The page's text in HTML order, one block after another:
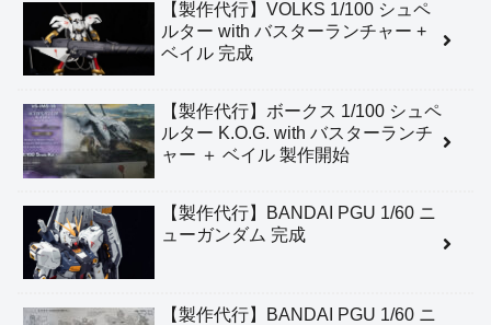
【製作代行】VOLKS 1/100 シュペ
ルター with バスターランチャー +
ベイル 完成
【製作代行】ボークス 1/100 シュペ
ルター K.O.G. with バスターランチ
ャー ＋ ベイル 製作開始
【製作代行】BANDAI PGU 1/60 ニ
ューガンダム 完成
【製作代行】BANDAI PGU 1/60 ニ